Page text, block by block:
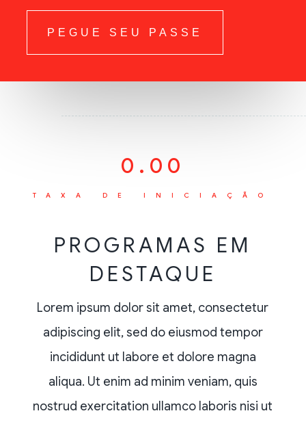
PEGUE SEU PASSE
0.00
TAXA DE INICIAÇÃO
PROGRAMAS EM
DESTAQUE
Lorem ipsum dolor sit amet, consectetur
adipiscing elit, sed do eiusmod tempor
incididunt ut labore et dolore magna
aliqua. Ut enim ad minim veniam, quis
nostrud exercitation ullamco laboris nisi ut